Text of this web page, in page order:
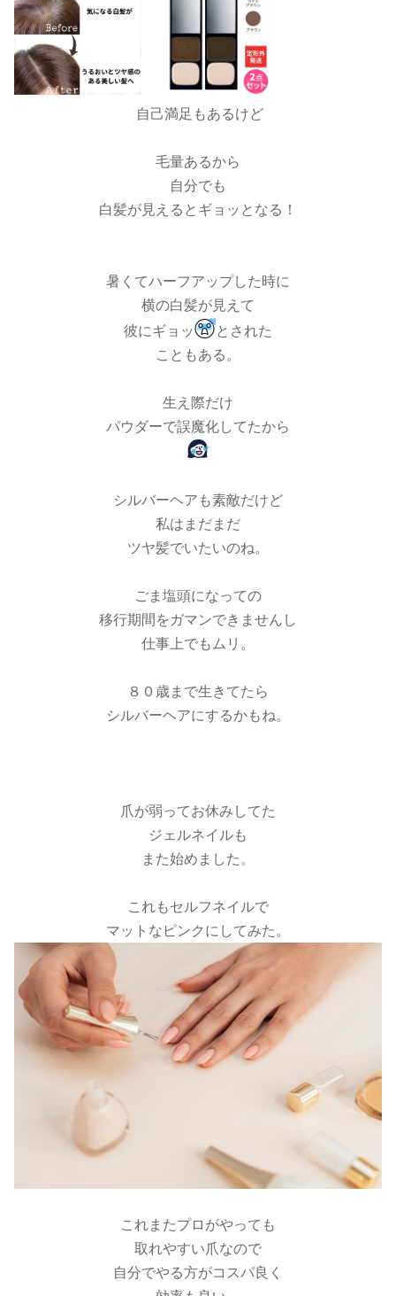
自己満足もあるけど
毛量あるから
自分でも
白髪が見えるとギョッとなる！
暑くてハーフアップした時に
横の白髪が見えて
彼にギョッ
とされた
こともある。
生え際だけ
パウダーで誤魔化してたから
シルバーヘアも素敵だけど
私はまだまだ
ツヤ髪でいたいのね。
ごま塩頭になっての
移行期間をガマンできませんし
仕事上でもムリ。
８０歳まで生きてたら
シルバーヘアにするかもね。
爪が弱ってお休みしてた
ジェルネイルも
また始めました。
これもセルフネイルで
マットなピンクにしてみた。
これまたプロがやっても
取れやすい爪なので
自分でやる方がコスパ良く